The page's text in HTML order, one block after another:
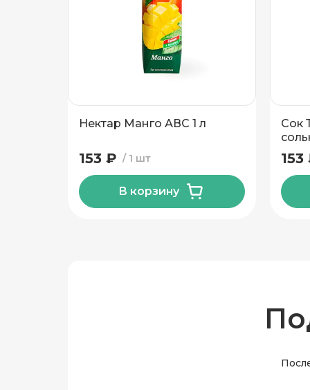
Нектар Манго АВС 1 л
1 шт
153 ₽
В корзину
Сок
153
Этаж
Подтвердить адрес